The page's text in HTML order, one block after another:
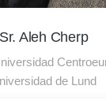
Sr. Aleh Cherp
de Lund